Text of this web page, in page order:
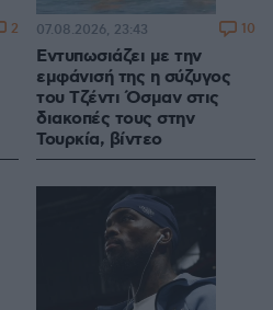
2
Εντυπωσιάζει με την
εμφάνισή της η σύζυγος
του Τζέντι Όσμαν στις
διακοπές τους στην
Τουρκία, βίντεο
07.08.2026, 23:43 10